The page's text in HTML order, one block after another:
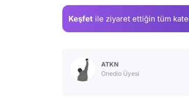
Keşfet ile ziyaret ettiğin tüm
ATKN
Onedio Üyesi